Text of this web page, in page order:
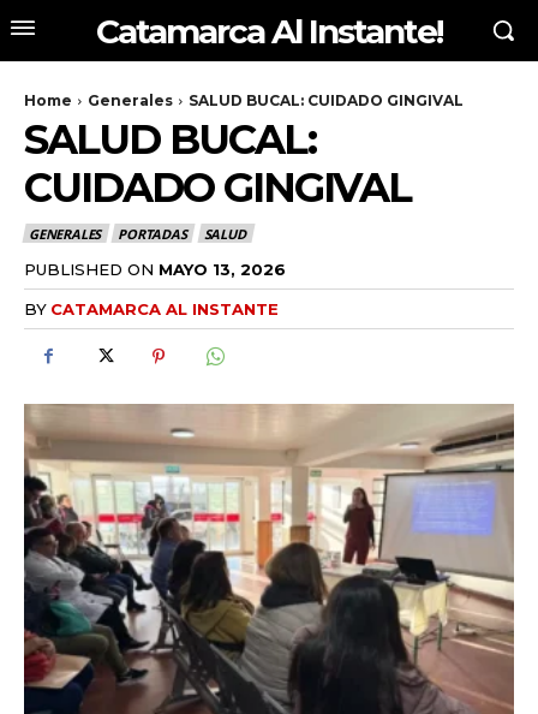
Catamarca Al Instante!
Home Generales SALUD BUCAL: CUIDADO GINGIVAL
SALUD BUCAL:
CUIDADO GINGIVAL
GENERALES PORTADAS SALUD
PUBLISHED ON MAYO 13, 2026
BY CATAMARCA AL INSTANTE